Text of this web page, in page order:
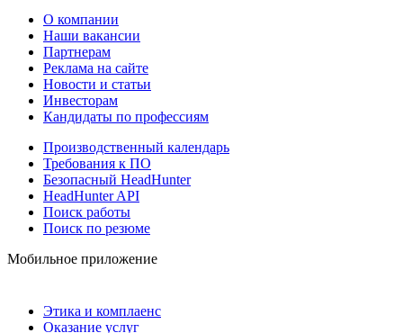
О компании
Наши вакансии
Партнерам
Реклама на сайте
Новости и статьи
Инвесторам
Кандидаты по профессиям
Производственный календарь
Требования к ПО
Безопасный HeadHunter
HeadHunter API
Поиск работы
Поиск по резюме
Мобильное приложение
Этика и комплаенс
Оказание услуг